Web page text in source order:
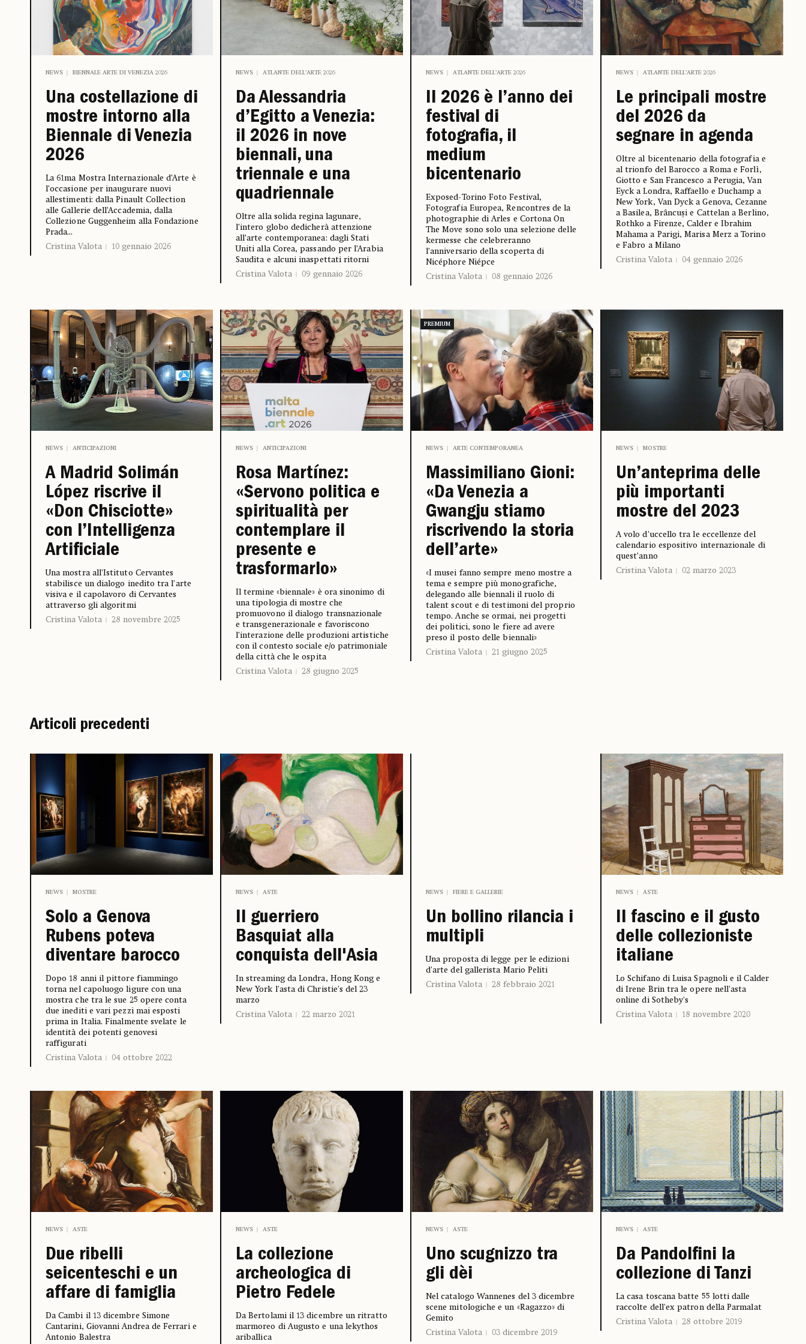
NEWS BIENNALE ARTE DI VENEZIA 2026
Una costellazione di
mostre intorno alla
Biennale di Venezia
2026
La 61ma Mostra Internazionale d’Arte è
l’occasione per inaugurare nuovi
allestimenti: dalla Pinault Collection
alle Gallerie dell’Accademia, dalla
Collezione Guggenheim alla Fondazione
Prada...
Cristina Valota
10 gennaio 2026
NEWS ATLANTE DELL’ARTE 2026
Da Alessandria
d’Egitto a Venezia:
il 2026 in nove
biennali, una
triennale e una
quadriennale
Oltre alla solida regina lagunare,
l’intero globo dedicherà attenzione
all’arte contemporanea: dagli Stati
Uniti alla Corea, passando per l’Arabia
Saudita e alcuni inaspettati ritorni
Cristina Valota
09 gennaio 2026
NEWS ATLANTE DELL’ARTE 2026
Il 2026 è l’anno dei
festival di
fotografia, il
medium
bicentenario
Exposed-Torino Foto Festival,
Fotografia Europea, Rencontres de la
photographie di Arles e Cortona On
The Move sono solo una selezione delle
kermesse che celebreranno
l’anniversario della scoperta di
Nicéphore Niépce
Cristina Valota
08 gennaio 2026
NEWS ATLANTE DELL’ARTE 2026
Le principali mostre
del 2026 da
segnare in agenda
Oltre al bicentenario della fotografia e
al trionfo del Barocco a Roma e Forlì,
Giotto e San Francesco a Perugia, Van
Eyck a Londra, Raffaello e Duchamp a
New York, Van Dyck a Genova, Cezanne
a Basilea, Brâncuși e Cattelan a Berlino,
Rothko a Firenze, Calder e Ibrahim
Mahama a Parigi, Marisa Merz a Torino
e Fabro a Milano
Cristina Valota
04 gennaio 2026
NEWS ANTICIPAZIONI
A Madrid Solimán
López riscrive il
«Don Chisciotte»
con l’Intelligenza
Artificiale
Una mostra all’Istituto Cervantes
stabilisce un dialogo inedito tra l’arte
visiva e il capolavoro di Cervantes
attraverso gli algoritmi
Cristina Valota
28 novembre 2025
NEWS ANTICIPAZIONI
Rosa Martínez:
«Servono politica e
spiritualità per
contemplare il
presente e
trasformarlo»
Il termine «biennale» è ora sinonimo di
una tipologia di mostre che
promuovono il dialogo transnazionale
e transgenerazionale e favoriscono
l’interazione delle produzioni artistiche
con il contesto sociale e/o patrimoniale
della città che le ospita
Cristina Valota
28 giugno 2025
PREMIUM
NEWS ARTE CONTEMPORANEA
Massimiliano Gioni:
«Da Venezia a
Gwangju stiamo
riscrivendo la storia
dell’arte»
«I musei fanno sempre meno mostre a
tema e sempre più monografiche,
delegando alle biennali il ruolo di
talent scout e di testimoni del proprio
tempo. Anche se ormai, nei progetti
dei politici, sono le fiere ad avere
preso il posto delle biennali»
Cristina Valota
21 giugno 2025
NEWS MOSTRE
Un’anteprima delle
più importanti
mostre del 2023
A volo d’uccello tra le eccellenze del
calendario espositivo internazionale di
quest’anno
Cristina Valota
02 marzo 2023
Articoli precedenti
NEWS MOSTRE
Solo a Genova
Rubens poteva
diventare barocco
Dopo 18 anni il pittore fiammingo
torna nel capoluogo ligure con una
mostra che tra le sue 25 opere conta
due inediti e vari pezzi mai esposti
prima in Italia. Finalmente svelate le
identità dei potenti genovesi
raffigurati
Cristina Valota
04 ottobre 2022
NEWS ASTE
Il guerriero
Basquiat alla
conquista dell'Asia
In streaming da Londra, Hong Kong e
New York l'asta di Christie's del 23
marzo
Cristina Valota
22 marzo 2021
NEWS FIERE E GALLERIE
Un bollino rilancia i
multipli
Una proposta di legge per le edizioni
d'arte del gallerista Mario Peliti
Cristina Valota
28 febbraio 2021
NEWS ASTE
Il fascino e il gusto
delle collezioniste
italiane
Lo Schifano di Luisa Spagnoli e il Calder
di Irene Brin tra le opere nell'asta
online di Sotheby's
Cristina Valota
18 novembre 2020
NEWS ASTE
Due ribelli
seicenteschi e un
affare di famiglia
Da Cambi il 13 dicembre Simone
Cantarini, Giovanni Andrea de Ferrari e
Antonio Balestra
NEWS ASTE
La collezione
archeologica di
Pietro Fedele
Da Bertolami il 13 dicembre un ritratto
marmoreo di Augusto e una lekythos
ariballica
NEWS ASTE
Uno scugnizzo tra
gli dèi
Nel catalogo Wannenes del 3 dicembre
scene mitologiche e un «Ragazzo» di
Gemito
Cristina Valota
03 dicembre 2019
NEWS ASTE
Da Pandolfini la
collezione di Tanzi
La casa toscana batte 55 lotti dalle
raccolte dell'ex patron della Parmalat
Cristina Valota
28 ottobre 2019